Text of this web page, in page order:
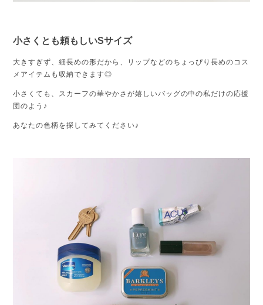
小さくとも頼もしいSサイズ
大きすぎず、細長めの形だから、リップなどのちょっぴり長めのコス
メアイテムも収納できます◎
小さくても、スカーフの華やかさが嬉しいバッグの中の私だけの応援
団のよう♪
あなたの色柄を探してみてください♪